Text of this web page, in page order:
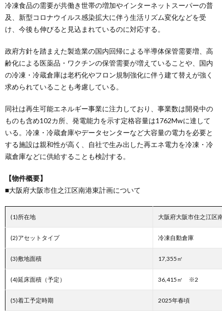
冷凍食品の需要が共働き世帯の増加やインターネットスーパーの普
及、新型コロナウイルス感染拡大に伴う生活リズム変化などを受
け、今後も伸びると見込まれているのに対応する。
政府方針を踏まえた製造業の国内回帰による半導体保管需要増、高
齢化による医薬品・ワクチンの保管需要が増えていることや、国内
の冷凍・冷蔵倉庫は老朽化やフロン規制強化に伴う建て替えが強く
求められていることも考慮している。
同社は再生可能エネルギー事業に注力しており、事業数は開発中の
ものも含め102カ所、発電能力を示す定格容量は1762Mwに達して
いる。冷凍・冷蔵倉庫やデータセンターなど大容量の電力を必要と
する施設は親和性が高く、自社で生み出した再エネ電力を冷凍・冷
蔵倉庫などに供給することも検討する。
【物件概要】
■大阪府大阪市住之江区南港東計画について
(1)所在地 大阪府大阪市住之江区
(2)アセットタイプ 冷凍自動倉庫
(3)敷地面積 17,355㎡
(4)延床面積（予定） 36,415㎡ ※2
(5)着工予定時期 2025年春頃